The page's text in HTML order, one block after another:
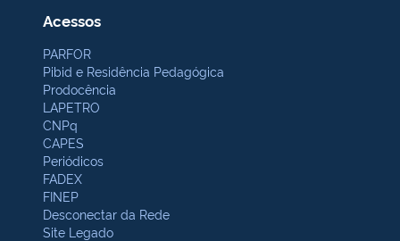
Acessos
PARFOR
Pibid e Residência Pedagógica
Prodocência
LAPETRO
CNPq
CAPES
Periódicos
FADEX
FINEP
Desconectar da Rede
Site Legado